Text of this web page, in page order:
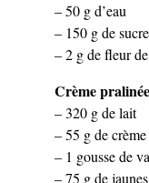
– 50 g d’eau
– 150 g de
– 2 g de fleur
Crème
– 320 g de lait
– 55 g de crème
– 1 gousse de
– 75 g de